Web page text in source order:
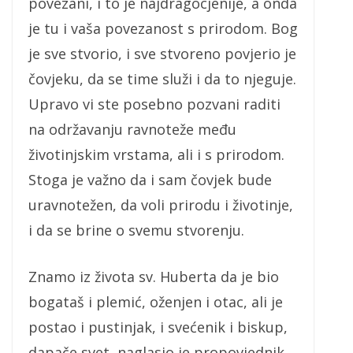
je tu i vaša povezanost s prirodom. Bog
je sve stvorio, i sve stvoreno povjerio je
čovjeku, da se time služi i da to njeguje.
Upravo vi ste posebno pozvani raditi
na održavanju ravnoteže među
životinjskim vrstama, ali i s prirodom.
Stoga je važno da i sam čovjek bude
uravnotežen, da voli prirodu i životinje,
i da se brine o svemu stvorenju.
Znamo iz života sv. Huberta da je bio
bogataš i plemić, oženjen i otac, ali je
postao i pustinjak, i svećenik i biskup,